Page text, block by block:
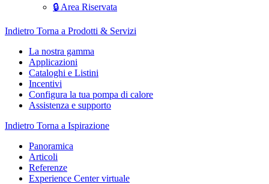
🔒 Area Riservata
Indietro Torna a Prodotti & Servizi
La nostra gamma
Applicazioni
Cataloghi e Listini
Incentivi
Configura la tua pompa di calore
Assistenza e supporto
Indietro Torna a Ispirazione
Panoramica
Articoli
Referenze
Experience Center virtuale